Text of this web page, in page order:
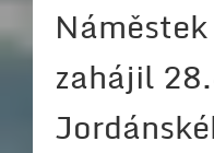
zahájil